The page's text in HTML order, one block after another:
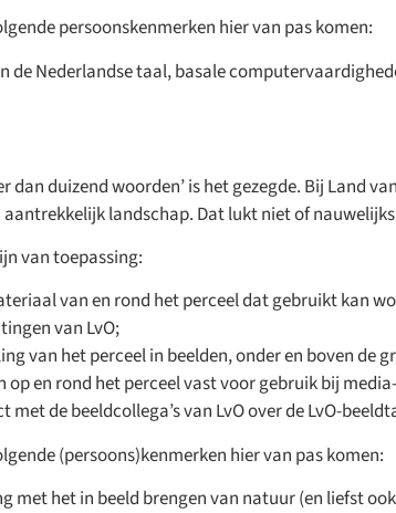
persoonskenmerken hier van pas komen:
de Nederlandse taal, basale
dan duizend woorden’ is het gezegde. Bij
aantrekkelijk landschap. Dat lukt niet of
van toepassing:
van en rond het perceel dat gebruikt kan
van LvO;
van het perceel in beelden, onder en boven de
op en rond het perceel vast voor gebruik bij
met de beeldcollega’s van LvO over de LvO-
(persoons)kenmerken hier van pas komen:
met het in beeld brengen van natuur (en liefst